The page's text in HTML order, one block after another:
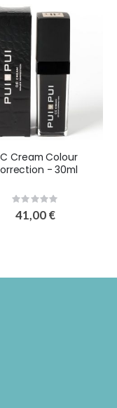
Cream Colour
- 30ml
Rating:
0%
41,00 €